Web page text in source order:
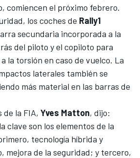
comiencen el próximo febrero.
los coches de Rally1
secundaria incorporada a la
del piloto y el copiloto para
la torsión en caso de vuelco. La
laterales también se
más material en las barras de
de la FIA, Yves Matton, dijo:
clave son los elementos de la
tecnología híbrida y
mejora de la seguridad; y tercero,